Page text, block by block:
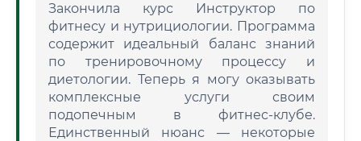
Закончила курс Инструктор по
фитнесу и нутрициологии. Программа
содержит идеальный баланс знаний
по тренировочному процессу и
диетологии. Теперь я могу оказывать
комплексные услуги своим
подопечным в фитнес-клубе.
Единственный нюанс — некоторые